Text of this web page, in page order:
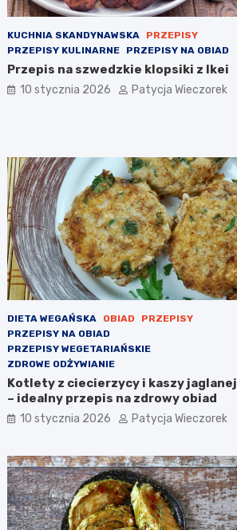
KUCHNIA SKANDYNAWSKA
PRZEPISY
PRZEPISY KULINARNE
PRZEPISY NA OBIAD
Przepis na szwedzkie klopsiki z Ikei
10 stycznia 2026 Patycja Wieczorek
DIETA WEGAŃSKA OBIAD
PRZEPISY
PRZEPISY NA OBIAD
PRZEPISY WEGETARIAŃSKIE
ZDROWE ODŻYWIANIE
Kotlety z ciecierzycy i kaszy jaglanej
– idealny przepis na zdrowy obiad
10 stycznia 2026 Patycja Wieczorek